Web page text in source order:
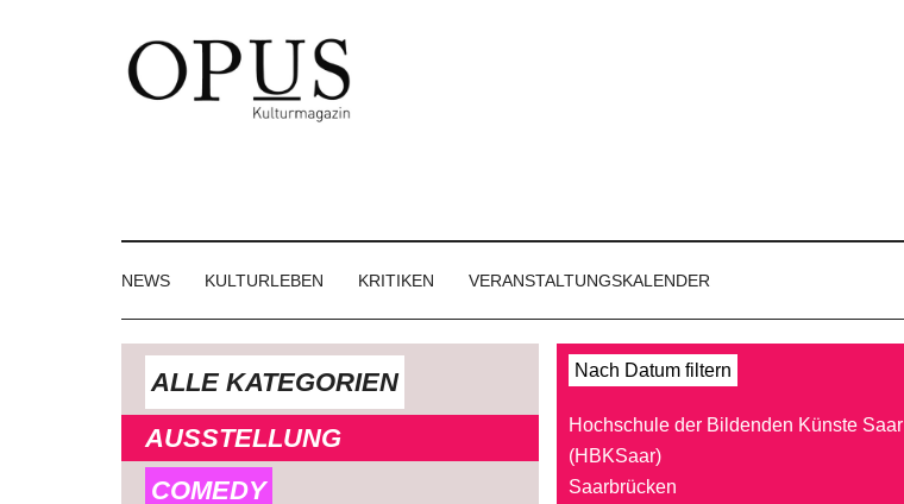
Großregion
NEWS KULTURLEBEN KRITIKEN VERANSTALTUNGSKALENDER
ALLE KATEGORIEN
AUSSTELLUNG
COMEDY
Nach Datum filtern
Hochschule der Bildenden Künste Saar
(HBKSaar)
Saarbrücken